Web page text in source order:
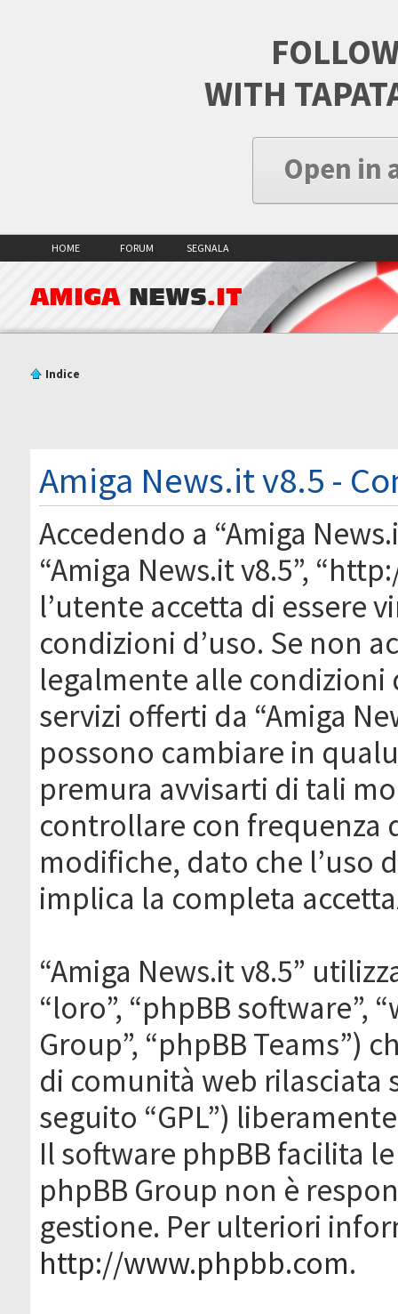
WITH
Open in
HOME FORUM SEGNALA
AMIGA NEWS.IT
Indice
Amiga News.it v8.5 -
Accedendo a “Amiga
“Amiga News.it v8.5”,
l’utente accetta di essere
condizioni d’uso. Se non
legalmente alle condizioni
servizi offerti da “Amiga
possono cambiare in
premura avvisarti di tali
controllare con frequenza
modifiche, dato che l’uso
implica la completa
“Amiga News.it v8.5”
“loro”, “phpBB software”,
Group”, “phpBB Teams”)
di comunità web rilasciata
seguito “GPL”)
Il software phpBB facilita
phpBB Group non è
gestione. Per ulteriori
http://www.phpbb.com.